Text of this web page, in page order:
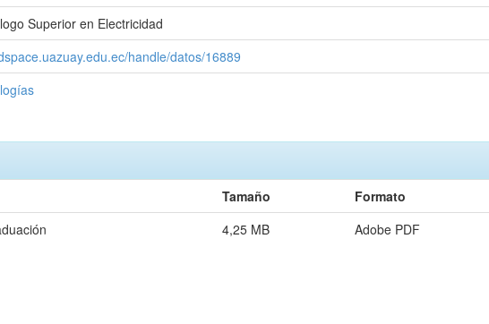
Superior en Electricidad
handle/datos/16889
Tamaño
Formato
4,25 MB Adobe PDF